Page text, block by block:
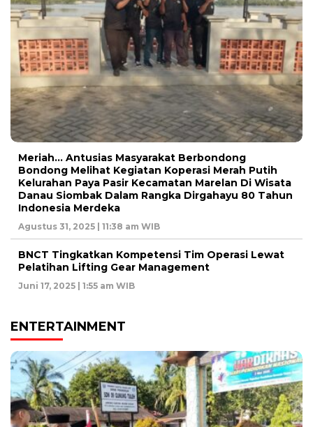
Meriah… Antusias Masyarakat Berbondong
Bondong Melihat Kegiatan Koperasi Merah Putih
Kelurahan Paya Pasir Kecamatan Marelan Di Wisata
Danau Siombak Dalam Rangka Dirgahayu 80 Tahun
Indonesia Merdeka
Agustus 31, 2025 | 11:38 am WIB
BNCT Tingkatkan Kompetensi Tim Operasi Lewat
Pelatihan Lifting Gear Management
Juni 17, 2025 | 1:55 am WIB
ENTERTAINMENT